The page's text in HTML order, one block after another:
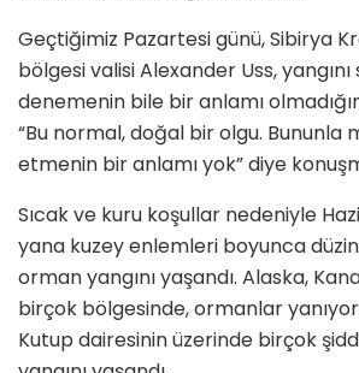
Geçtiğimiz Pazartesi günü, Sibirya
bölgesi valisi Alexander Uss,
denemenin bile bir anlamı
“Bu normal, doğal bir olgu. Bununla
etmenin bir anlamı yok” diye
Sıcak ve kuru koşullar nedeniyle
yana kuzey enlemleri boyunca
orman yangını yaşandı. Alaska,
birçok bölgesinde, ormanlar
Kutup dairesinin üzerinde birçok